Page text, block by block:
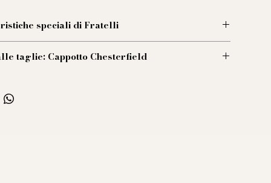
speciali di Fratelli
in vita nella parte posteriore: sottolinea il punto
taglie: Cappotto Chesterfield
51 cm
cm